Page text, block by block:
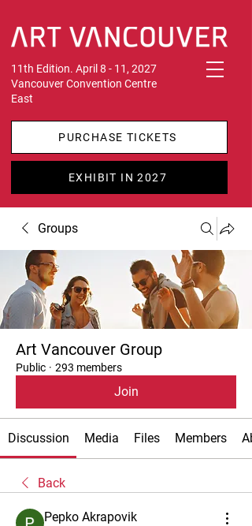
11th Edition. April 8 - 11, 2027
Vancouver Convention Centre
East
PURCHASE TICKETS
EXHIBIT IN 2027
Groups
Art Vancouver Group
Public · 293 members
Join
Discussion Media Files Members
Back
Pepko Akrapovik